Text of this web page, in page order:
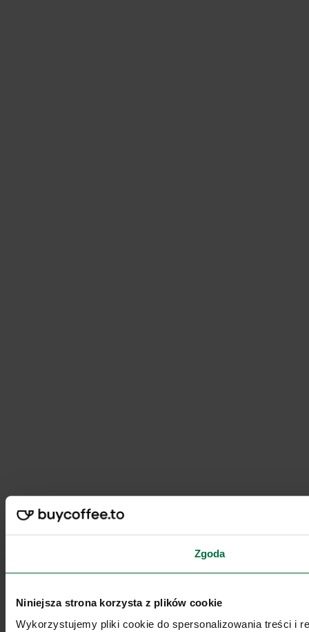
Zgoda
Niniejsza strona korzysta z plików cookie
Wykorzystujemy pliki cookie do spersonalizowania treści i